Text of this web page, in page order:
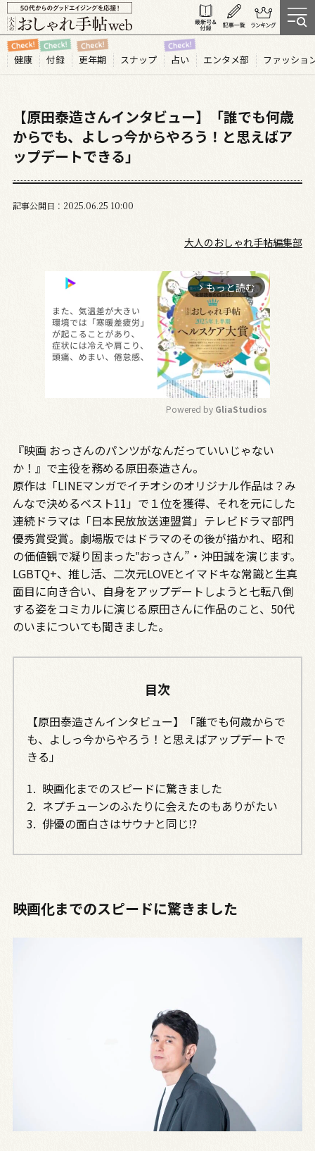
健康 付録 更年期 スナップ 占い エンタメ部 ファッショ
【原田泰造さんインタビュー】「誰でも何歳
からでも、よしっ今からやろう！と思えばア
ップデートできる」
記事公開日 2025.06 25 10:00
大人のおしゃれ手帖編集部
arrow_forward_ios もっと読む
u
Powered by GliaStudios
『映画 おっさんのパンツがなんだっていいじゃない
か！』で主役を務める原田泰造さん。
原作は「LINEマンガでイチオシのオリジナル作品は？み
んなで決めるベスト11」で１位を獲得、それを元にした
連続ドラマは「日本民放放送連盟賞」テレビドラマ部門
優秀賞受賞。劇場版ではドラマのその後が描かれ、昭和
の価値観で凝り固まった‟おっさん”・沖田誠を演じます。
LGBTQ+、推し活、二次元LOVEとイマドキな常識と生真
面目に向き合い、自身をアップデートしようと七転八倒
する姿をコミカルに演じる原田さんに作品のこと、50代
のいまについても聞きました。
目次
【原田泰造さんインタビュー】「誰でも何歳からで
も、よしっ今からやろう！と思えばアップデートで
きる」
映画化までのスピードに驚きました
ネプチューンのふたりに会えたのもありがたい
俳優の面白さはサウナと同じ⁉
映画化までのスピードに驚きました